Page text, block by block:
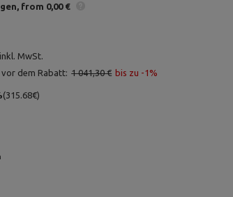
from 0,00 €
inkl. MwSt.
dem Rabatt: 1 041,30 € bis zu -1%
(315.68€)